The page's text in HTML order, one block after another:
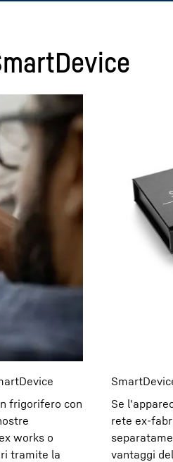
frigorifero con
works o
tramite la
Se
rete ex-
vantaggi